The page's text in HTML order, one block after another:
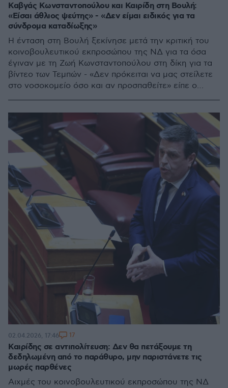
Καβγάς Κωνσταντοπούλου και Καιρίδη στη Βουλή:
«Είσαι άθλιος ψεύτης» - «Δεν είμαι ειδικός για τα
σύνδρομα καταδίωξης»
Η ένταση στη Βουλή ξεκίνησε μετά την κριτική του
κοινοβουλευτικού εκπροσώπου της ΝΔ για τα όσα
έγιναν με τη Ζωή Κωνσταντοπούλου στη δίκη για τα
βίντεο των Τεμπών - «Δεν πρόκειται να μας στείλετε
στο νοσοκομείο όσο και αν προσπαθείτε» είπε ο
Καιρίδης σε αντιπολίτευση: Δεν θα πετάξουμε τη
δεδηλωμένη από το παράθυρο, μην παριστάνετε τις
μωρές παρθένες
Αιχμές του κοινοβουλευτικού εκπροσώπου της ΝΔ
02.04.2026, 17:46 17